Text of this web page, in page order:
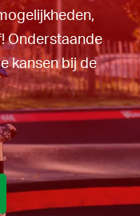
Onderstaande
kansen bij de